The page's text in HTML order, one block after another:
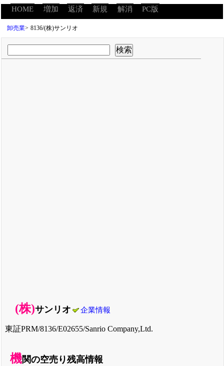
HOME 増加 返済 新規 解消 PC版
卸売業> 8136/(株)サンリオ
(株)サンリオ 企業情報
東証PRM/8136/E02655/Sanrio Company,Ltd.
機関の空売り残高情報